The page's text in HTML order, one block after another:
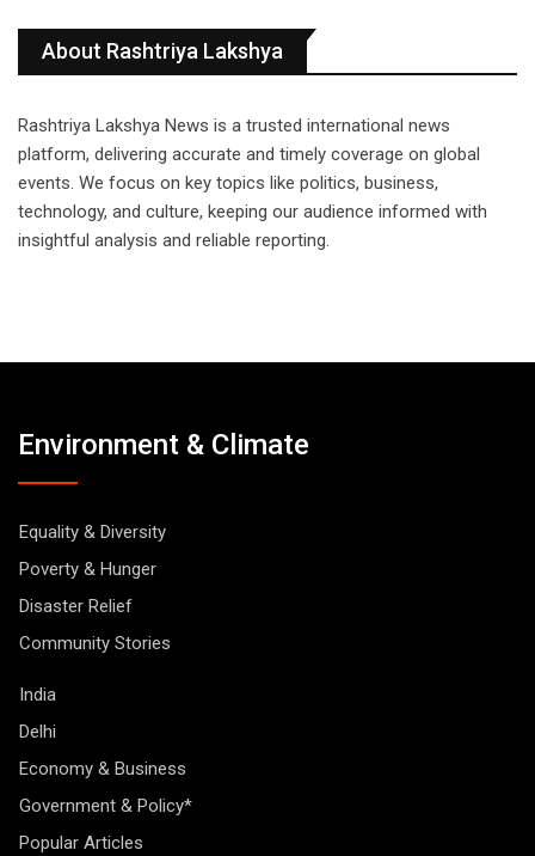
About Rashtriya Lakshya
Rashtriya Lakshya News is a trusted international news
platform, delivering accurate and timely coverage on global
events. We focus on key topics like politics, business,
technology, and culture, keeping our audience informed with
insightful analysis and reliable reporting.
Environment & Climate
Equality & Diversity
Poverty & Hunger
Disaster Relief
Community Stories
India
Delhi
Economy & Business
Government & Policy*
Popular Articles